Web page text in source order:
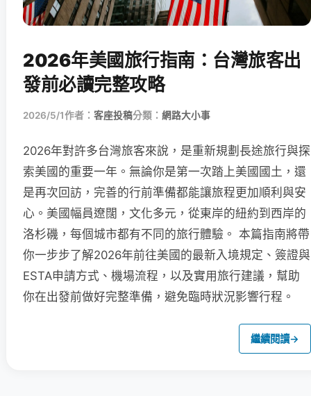
2026年美國旅行指南：台灣旅客出
發前必讀完整攻略
2026/5/1作者： 客座投稿分類： 網路大小事
2026年對許多台灣旅客來說，是重新規劃長途旅行與探
索美國的重要一年。無論你是第一次踏上美國國土，還
是再次回訪，完善的行前準備都能讓旅程更加順利與安
心。美國幅員遼闊，文化多元，從東岸的紐約到西岸的
洛杉磯，每個城市都有不同的旅行體驗。 本篇指南將帶
你一步步了解2026年前往美國的最新入境規定、簽證與
ESTA申請方式、機場流程，以及實用旅行建議，幫助
你在出發前做好完整準備，避免臨時狀況影響行程。
繼續閱讀→